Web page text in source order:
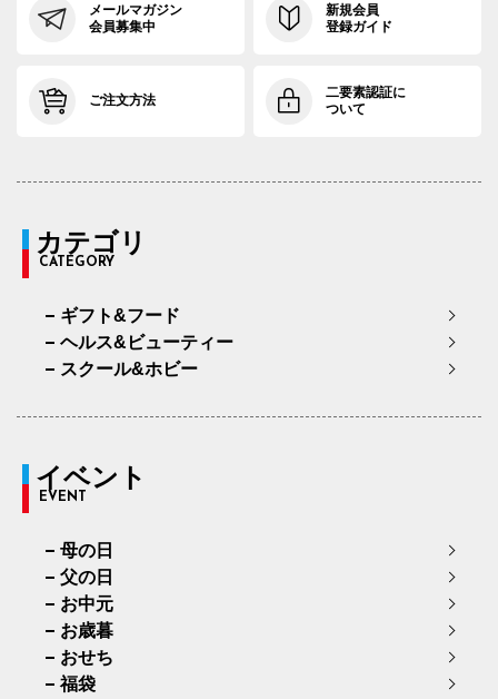
メールマガジン
会員募集中
新規会員
登録ガイド
ご注文方法
二要素認証に
ついて
カテゴリ
CATEGORY
ギフト&フード
ヘルス&ビューティー
スクール&ホビー
イベント
EVENT
母の日
父の日
お中元
お歳暮
おせち
福袋